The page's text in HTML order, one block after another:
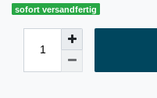
sofort versandfertig